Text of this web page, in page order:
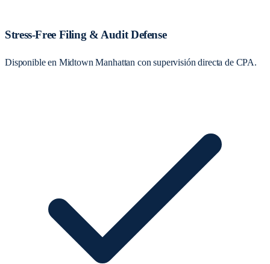
Stress-Free Filing & Audit Defense
Disponible en Midtown Manhattan con supervisión directa de CPA.